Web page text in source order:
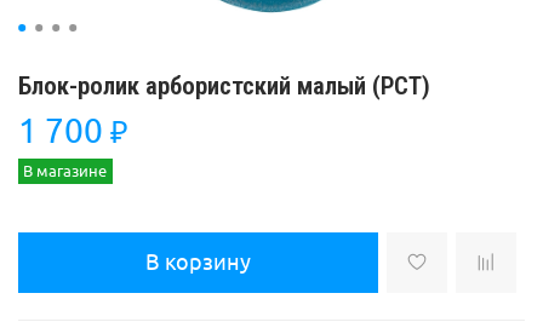
Блок-ролик арбористский малый (РСТ)
1 700 ₽
В магазине
В корзину